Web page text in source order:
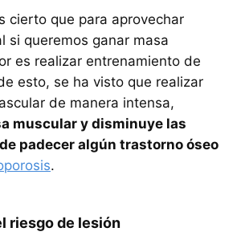
cierto que para aprovechar
si queremos ganar masa
es realizar entrenamiento de
esto, se ha visto que realizar
de manera intensa,
muscular y disminuye las
padecer algún trastorno óseo
.
riesgo de lesión